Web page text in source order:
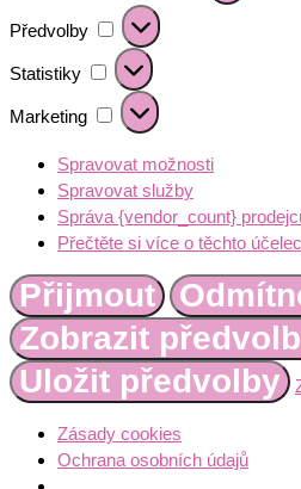
Předvolby
Předvolby
Statistiky
Statistiky
Marketing
Marketing
Spravovat možnosti
Spravovat služby
Správa {vendor_count}
Přečtěte si více o těchto
Přijmout
Zobrazit
Uložit předvolby
Zásady cookies
Ochrana osobních údajů